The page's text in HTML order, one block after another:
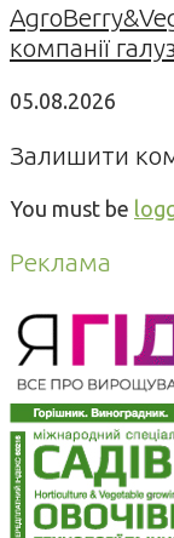
компанії
05.08.2026
Залишити
You must be
Реклама